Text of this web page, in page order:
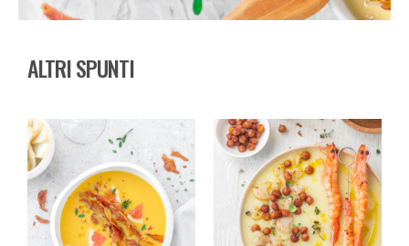
ALTRI SPUNTI